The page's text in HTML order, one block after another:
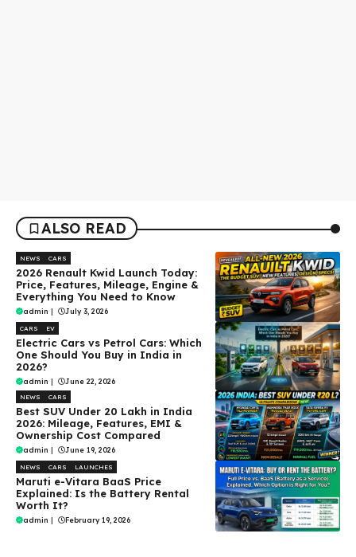
ALSO READ
NEWS CARS
2026 Renault Kwid Launch Today:
Price, Features, Mileage, Engine &
Everything You Need to Know
admin July 3, 2026
CARS EV
Electric Cars vs Petrol Cars: Which
One Should You Buy in India in
2026?
admin | June 22, 2026
NEWS CARS
Best SUV Under ₹20 Lakh in India
2026: Mileage, Features, EMI &
Ownership Cost Compared
admin | June 19, 2026
NEWS CARS LAUNCHES
Maruti e-Vitara BaaS Price
Explained: Is the Battery Rental
Worth It?
admin | February 19, 2026